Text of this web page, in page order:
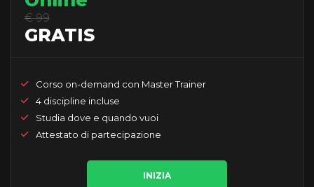
€ 99
GRATIS
Corso on-demand con Master Trainer
4 discipline incluse
Studia dove e quando vuoi
Attestato di partecipazione
INIZIA